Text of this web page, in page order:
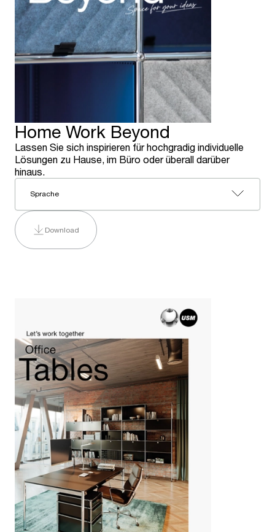
Home Work Beyond
Lassen Sie sich inspirieren für hochgradig individuelle
Lösungen zu Hause, im Büro oder überall darüber
hinaus.
Sprache
Download